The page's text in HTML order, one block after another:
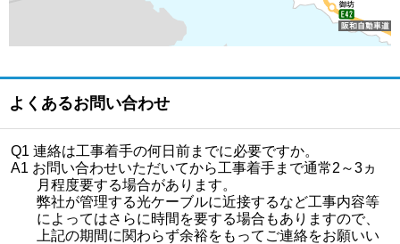
よくあるお問い合わせ
Q1 連絡は工事着手の何日前までに必要ですか。
A1 お問い合わせいただいてから工事着手まで通常2～3ヵ
月程度要する場合があります。
弊社が管理する光ケーブルに近接するなど工事内容等
によってはさらに時間を要する場合もありますので、
上記の期間に関わらず余裕をもってご連絡をお願いい